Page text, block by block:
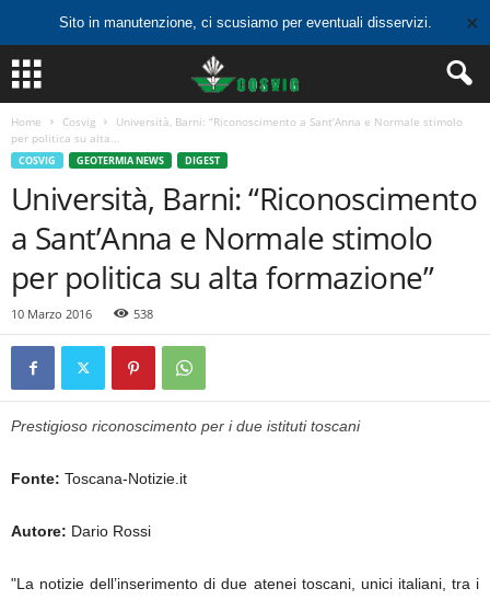
Sito in manutenzione, ci scusiamo per eventuali disservizi. ✕
Home Cosvig
Università, Barni: “Riconoscimento a Sant’Anna e Normale stimolo
per politica su alta...
COSVIG GEOTERMIA NEWS DIGEST
Università, Barni: “Riconoscimento
a Sant’Anna e Normale stimolo
per politica su alta formazione”
10 Marzo 2016 538
Prestigioso riconoscimento per i due istituti toscani
Fonte: Toscana-Notizie.it
Autore: Dario Rossi
"La notizie dell’inserimento di due atenei toscani, unici italiani, tra i